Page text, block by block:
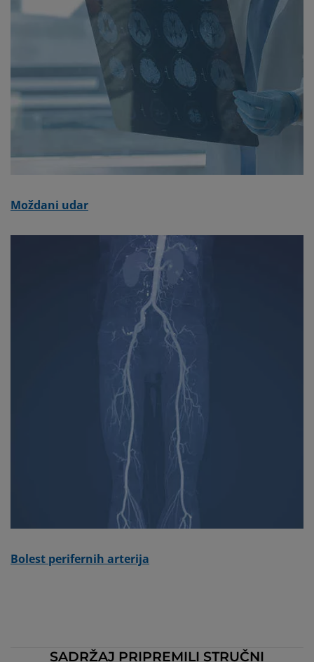
Moždani udar
Bolest perifernih arterija
SADRŽAJ PRIPREMILI STRUČNI